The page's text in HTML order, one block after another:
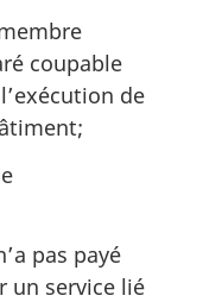
coupable
de
pas payé
un service lié